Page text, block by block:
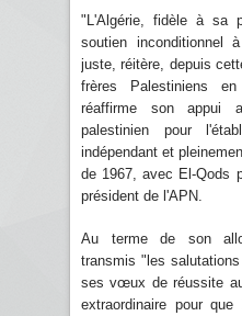
"L'Algérie, fidèle à sa
soutien inconditionnel
juste, réitère, depuis
frères Palestiniens
réaffirme son appui
palestinien pour
indépendant et
de 1967, avec El-Qods
président de l'APN.
Au terme de son
transmis "les
ses vœux de réussite
extraordinaire pour